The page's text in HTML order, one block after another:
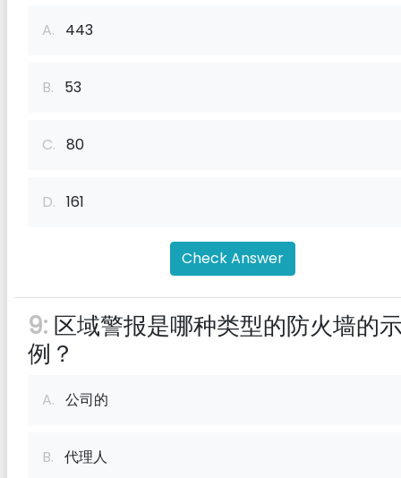
A. 443
B. 53
C. 80
D. 161
Check Answer
9: 区域警报是哪种类型的防火墙的
例？
A. 公司的
B. 代理人